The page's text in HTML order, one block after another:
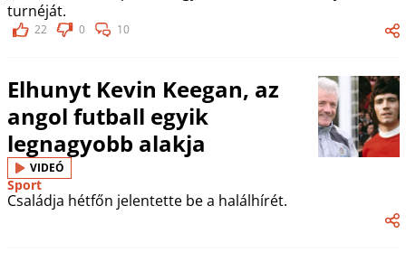
turnéját.
22 0 10
Elhunyt Kevin Keegan, az
angol futball egyik
legnagyobb alakja
VIDEÓ
Sport
Családja hétfőn jelentette be a halálhírét.